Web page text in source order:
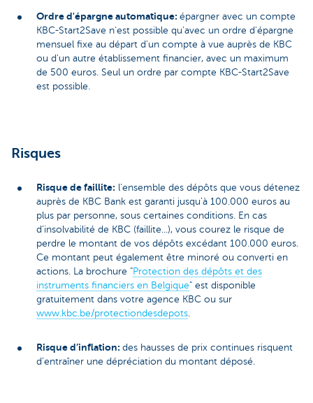
Ordre d'épargne automatique: épargner avec un compte
KBC-Start2Save n'est possible qu'avec un ordre d'épargne
mensuel fixe au départ d'un compte à vue auprès de KBC
ou d'un autre établissement financier, avec un maximum
de 500 euros. Seul un ordre par compte KBC-Start2Save
est possible.
Risques
Risque de faillite: l’ensemble des dépôts que vous détenez
auprès de KBC Bank est garanti jusqu’à 100.000 euros au
plus par personne, sous certaines conditions. En cas
d’insolvabilité de KBC (faillite...), vous courez le risque de
perdre le montant de vos dépôts excédant 100.000 euros.
Ce montant peut également être minoré ou converti en
actions. La brochure "Protection des dépôts et des
instruments financiers en Belgique" est disponible
gratuitement dans votre agence KBC ou sur
www.kbc.be/protectiondesdepots.
Risque d’inflation: des hausses de prix continues risquent
d’entraîner une dépréciation du montant déposé.